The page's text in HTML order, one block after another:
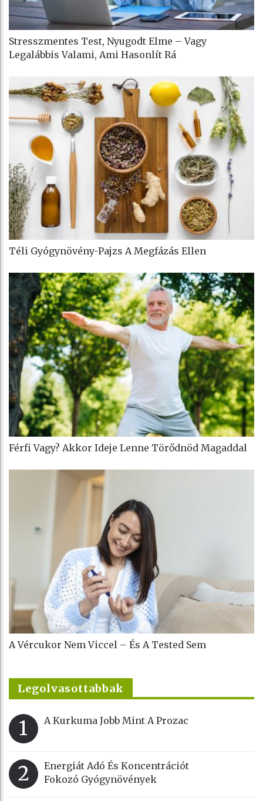
Stresszmentes Test, Nyugodt Elme – Vagy
Legalábbis Valami, Ami Hasonlít Rá
Téli Gyógynövény-Pajzs A Megfázás Ellen
Férfi Vagy? Akkor Ideje Lenne Törődnöd Magaddal
A Vércukor Nem Viccel – És A Tested Sem
Legolvasottabbak
1 A Kurkuma Jobb Mint A Prozac
2
Energiát Adó És Koncentrációt
Fokozó Gyógynövények